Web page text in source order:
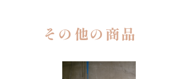
その他の商品